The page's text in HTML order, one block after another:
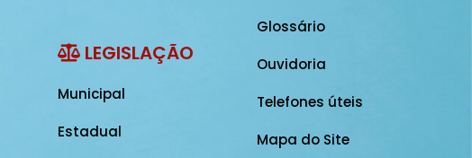
LEGISLAÇÃO
Municipal
Estadual
Glossário
Ouvidoria
Telefones úteis
Mapa do Site